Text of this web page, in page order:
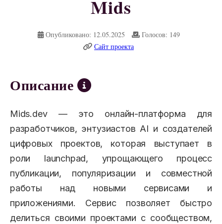
Mids
Опубликовано: 12.05.2025
Голосов: 149
Сайт проекта
Описание
Mids.dev — это онлайн-платформа для
разработчиков, энтузиастов AI и создателей
цифровых проектов, которая выступает в
роли launchpad, упрощающего процесс
публикации, популяризации и совместной
работы над новыми сервисами и
приложениями. Сервис позволяет быстро
делиться своими проектами с сообществом,